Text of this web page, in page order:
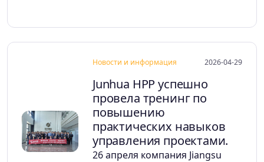
Новости и информация 2026-04-29
Junhua HPP успешно
провела тренинг по
повышению
практических навыков
управления проектами.
26 апреля компания Jiangsu